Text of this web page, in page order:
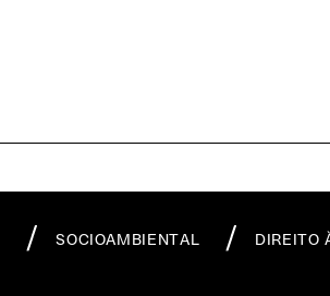
SOCIOAMBIENTAL DIREITO